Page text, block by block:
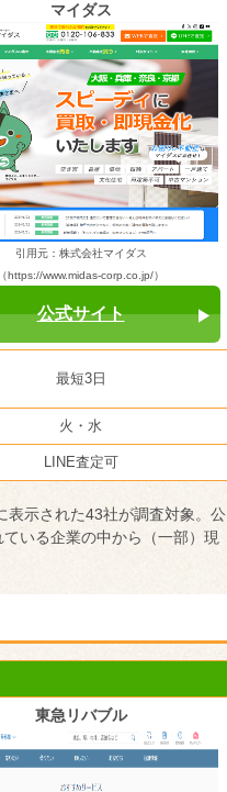
マイダス
引用元：株式会社マイダス
（https://www.midas-corp.co.jp/）
公式サイト
最短3日
火・水
LINE査定可
示された43社が調査対象。公
いる企業の中から（一部）現
東急リバブル